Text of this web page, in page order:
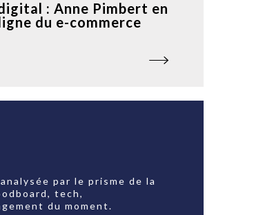
: Anne Pimbert en
du e-commerce
par le prisme de la
tech,
du moment.